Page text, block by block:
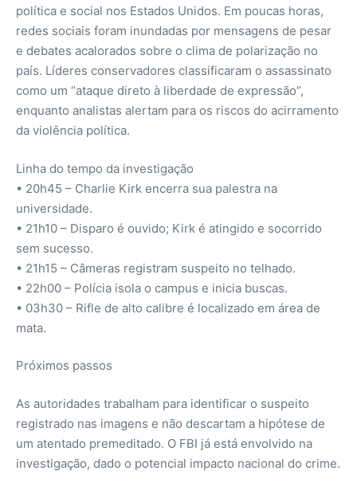
política e social nos Estados Unidos. Em poucas horas,
redes sociais foram inundadas por mensagens de pesar
e debates acalorados sobre o clima de polarização no
país. Líderes conservadores classificaram o assassinato
como um “ataque direto à liberdade de expressão”,
enquanto analistas alertam para os riscos do acirramento
da violência política.
Linha do tempo da investigação
• 20h45 – Charlie Kirk encerra sua palestra na
universidade.
• 21h10 – Disparo é ouvido; Kirk é atingido e socorrido
sem sucesso.
• 21h15 – Câmeras registram suspeito no telhado.
• 22h00 – Polícia isola o campus e inicia buscas.
• 03h30 – Rifle de alto calibre é localizado em área de
mata.
Próximos passos
As autoridades trabalham para identificar o suspeito
registrado nas imagens e não descartam a hipótese de
um atentado premeditado. O FBI já está envolvido na
investigação, dado o potencial impacto nacional do crime.